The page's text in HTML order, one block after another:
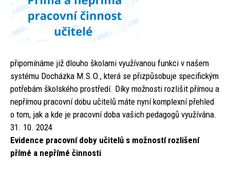
připomínáme již dlouho školami využívanou funkci v našem
systému Docházka M.S.O., která se přizpůsobuje specifickým
potřebám školského prostředí. Díky možnosti rozlišit přímou a
nepřímou pracovní dobu učitelů máte nyní komplexní přehled
o tom, jak a kde je pracovní doba vašich pedagogů využívána.
31. 10. 2024
Evidence pracovní doby učitelů s možností rozlišení
přímé a nepřímé činnosti